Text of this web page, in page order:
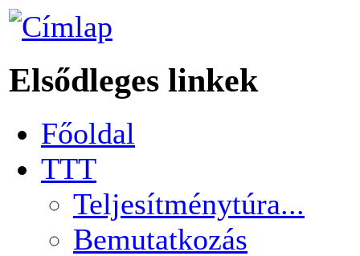
Elsődleges linkek
Főoldal
TTT
Teljesítménytúra...
Bemutatkozás